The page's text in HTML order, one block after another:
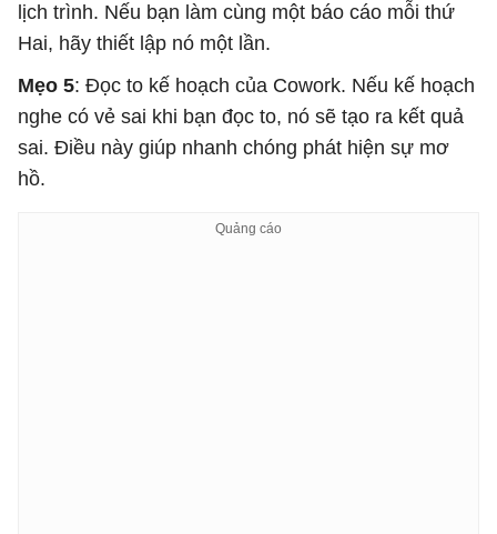
lịch trình. Nếu bạn làm cùng một báo cáo mỗi thứ
Hai, hãy thiết lập nó một lần.
Mẹo 5: Đọc to kế hoạch của Cowork. Nếu kế hoạch
nghe có vẻ sai khi bạn đọc to, nó sẽ tạo ra kết quả
sai. Điều này giúp nhanh chóng phát hiện sự mơ
hồ.